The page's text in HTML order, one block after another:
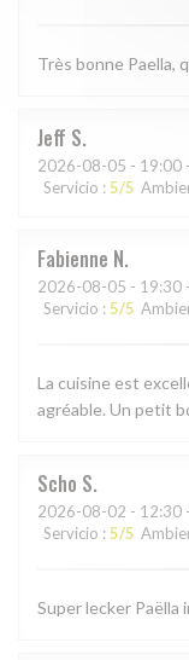
Très bonne Paella,
Jeff S
2026-08-05 - 19:00
Servicio : 5/5
Fabienne N
2026-08-05 - 19:30
Servicio : 5/5
La cuisine est
agréable. Un petit
Scho S
2026-08-02 - 12:30
Servicio : 5/5
Super lecker Paëlla